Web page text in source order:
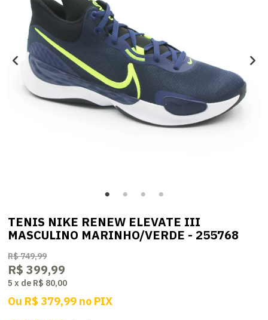
TENIS NIKE RENEW ELEVATE III
MASCULINO MARINHO/VERDE - 255768
R$ 749,99
R$ 399,99
5 x de R$ 80,00
Ou R$ 379,99 no PIX